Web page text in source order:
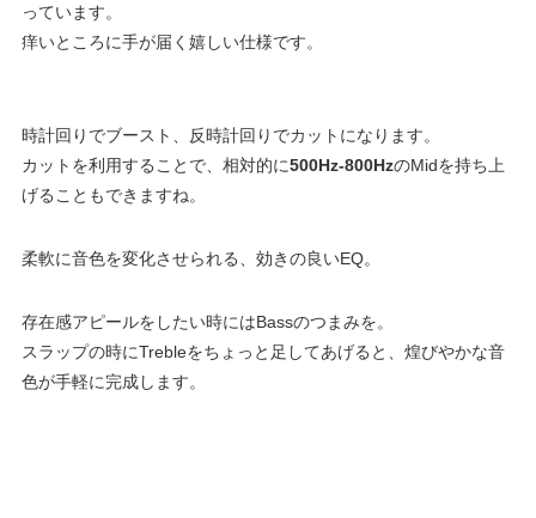
っています。
痒いところに手が届く嬉しい仕様です。
時計回りでブースト、反時計回りでカットになります。
カットを利用することで、相対的に500Hz-800HzのMidを持ち上
げることもできますね。
柔軟に音色を変化させられる、効きの良いEQ。
存在感アピールをしたい時にはBassのつまみを。
スラップの時にTrebleをちょっと足してあげると、煌びやかな音
色が手軽に完成します。